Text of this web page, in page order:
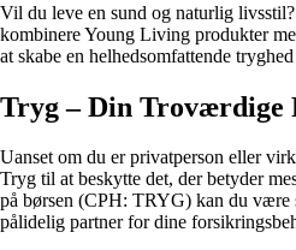
Vil du leve en sund og naturlig
kombinere Young Living produkter
at skabe en helhedsomfattende
Tryg – Din Troværdige
Uanset om du er privatperson eller
Tryg til at beskytte det, der betyder
på børsen (CPH: TRYG) kan du være
pålidelig partner for dine